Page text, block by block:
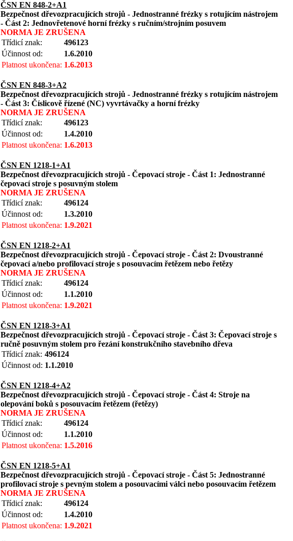
ČSN EN 848-2+A1
Bezpečnost dřevozpracujících strojů - Jednostranné frézky s rotujícím nástrojem
- Část 2: Jednovřetenové horní frézky s ručním/strojním posuvem
NORMA JE ZRUŠENA
Třídicí znak:
496123
Účinnost od:
1.6.2010
Platnost ukončena: 1.6.2013
ČSN EN 848-3+A2
Bezpečnost dřevozpracujících strojů - Jednostranné frézky s rotujícím nástrojem
- Část 3: Číslicově řízené (NC) vyvrtávačky a horní frézky
NORMA JE ZRUŠENA
Třídicí znak:
496123
Účinnost od:
1.4.2010
Platnost ukončena: 1.6.2013
ČSN EN 1218-1+A1
Bezpečnost dřevozpracujících strojů - Čepovací stroje - Část 1: Jednostranné
čepovací stroje s posuvným stolem
NORMA JE ZRUŠENA
Třídicí znak:
496124
Účinnost od:
1.3.2010
Platnost ukončena: 1.9.2021
ČSN EN 1218-2+A1
Bezpečnost dřevozpracujících strojů - Čepovací stroje - Část 2: Dvoustranné
čepovací a/nebo profilovací stroje s posouvacím řetězem nebo řetězy
NORMA JE ZRUŠENA
Třídicí znak:
496124
Účinnost od:
1.1.2010
Platnost ukončena: 1.9.2021
ČSN EN 1218-3+A1
Bezpečnost dřevozpracujících strojů - Čepovací stroje - Část 3: Čepovací stroje s
ručně posuvným stolem pro řezání konstrukčního stavebního dřeva
Třídicí znak: 496124
Účinnost od: 1.1.2010
ČSN EN 1218-4+A2
Bezpečnost dřevozpracujících strojů - Čepovací stroje - Část 4: Stroje na
olepování boků s posouvacím řetězem (řetězy)
NORMA JE ZRUŠENA
Třídicí znak:
496124
Účinnost od:
1.1.2010
Platnost ukončena: 1.5.2016
ČSN EN 1218-5+A1
Bezpečnost dřevozpracujících strojů - Čepovací stroje - Část 5: Jednostranné
profilovací stroje s pevným stolem a posouvacími válci nebo posouvacím řetězem
NORMA JE ZRUŠENA
Třídicí znak:
496124
Účinnost od:
1.4.2010
Platnost ukončena: 1.9.2021